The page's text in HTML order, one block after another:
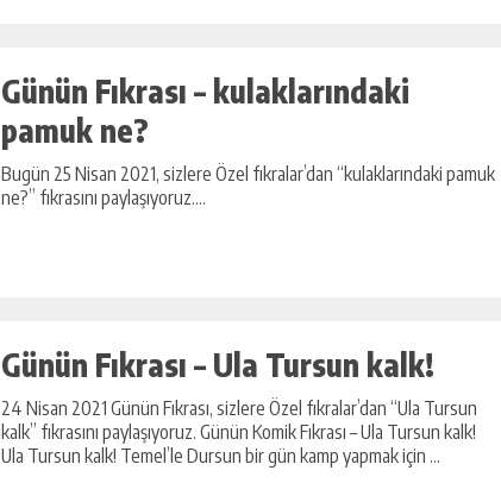
Günün Fıkrası – kulaklarındaki
pamuk ne?
Bugün 25 Nisan 2021, sizlere Özel fıkralar’dan “kulaklarındaki pamuk
ne?” fıkrasını paylaşıyoruz....
Günün Fıkrası – Ula Tursun kalk!
24 Nisan 2021 Günün Fıkrası, sizlere Özel fıkralar’dan “Ula Tursun
kalk” fıkrasını paylaşıyoruz. Günün Komik Fıkrası – Ula Tursun kalk!
Ula Tursun kalk! Temel’le Dursun bir gün kamp yapmak için ...